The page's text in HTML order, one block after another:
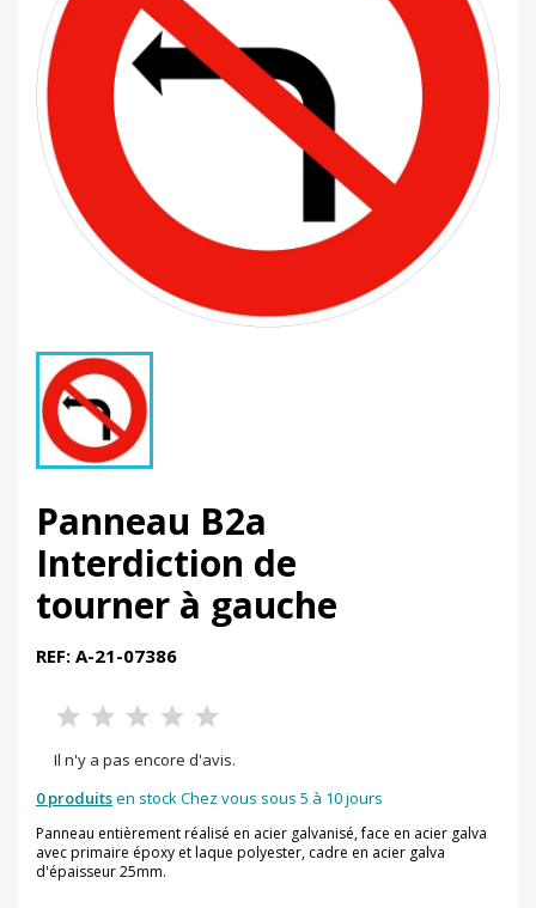
Panneau B2a
Interdiction de
tourner à gauche
REF: A-21-07386
Il n'y a pas encore d'avis.
0 produitsen stock Chez vous sous 5 à 10 jours
Panneau entièrement réalisé en acier galvanisé, face en acier galva
avec primaire époxy et laque polyester, cadre en acier galva
d'épaisseur 25mm.